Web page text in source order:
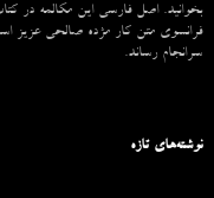
بخوانید. اصل فارسی این مکالمه در
فرانسوی متن کار مژده صالحی عزیز
سرانجام رساند.
نوشته‌های تازه